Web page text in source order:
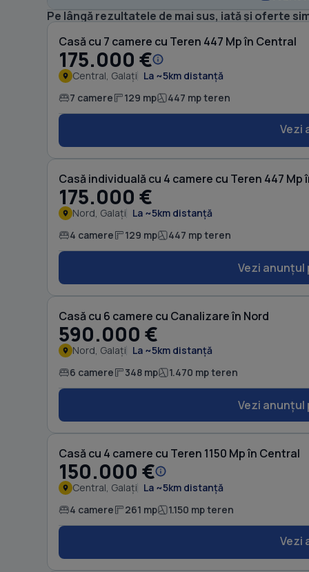
Pe lângă rezultatele de mai sus, iată și oferte
Casă cu 7 camere cu Teren 447 Mp în Central
175.000 €
Central, Galați La ~5km distanță
7 camere 129 mp 447 mp teren
Vezi
Casă individuală cu 4 camere cu Teren 447 Mp
175.000 €
Nord, Galați La ~5km distanță
4 camere 129 mp 447 mp teren
Vezi anunțul
Casă cu 6 camere cu Canalizare în Nord
590.000 €
Nord, Galați La ~5km distanță
6 camere 348 mp 1.470 mp teren
Vezi anunțul
Casă cu 4 camere cu Teren 1150 Mp în Central
150.000 €
Central, Galați La ~5km distanță
4 camere 261 mp 1.150 mp teren
Vezi